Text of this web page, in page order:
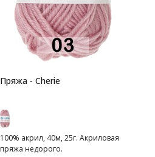
Пряжа - Cherie
100% акрил, 40м, 25г. Акриловая
пряжа недорого.